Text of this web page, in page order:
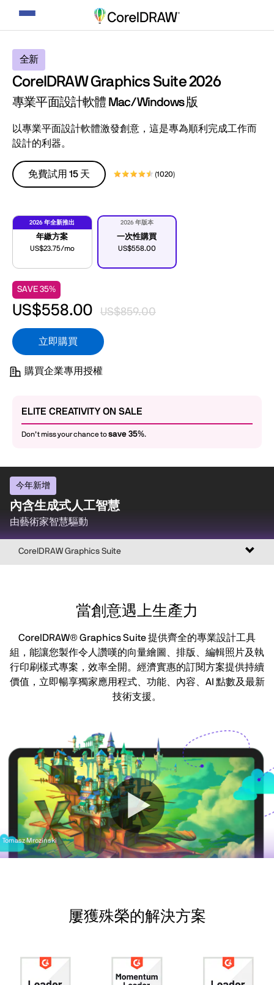
切
換
覽
全新
CorelDRAW Graphics Suite 2026
專業平面設計軟體 Mac/Windows 版
以專業平面設計軟體激發創意，這是專為順利完成工作而
設計的利器。
免費試用 15 天 (1020)
2026 年全新推出
年繳方案
US$23.75/mo
2026 年版本
一次性購買
US$558.00
SAVE 35%
US$558.00 US$859.00
立即購買
購買企業專用授權
ELITE CREATIVITY ON SALE
Don’t miss your chance tosave 35%.
今年新增
內含生成式人工智慧
由藝術家智慧驅動
切
換
CorelDRAW Graphics Suite
當創意遇上生產力
CorelDRAW® Graphics Suite 提供齊全的專業設計工具
組，能讓您製作令人讚嘆的向量繪圖、排版、編輯照片及執
行印刷樣式專案，效率全開。經濟實惠的訂閱方案提供持續
價值，立即暢享獨家應用程式、功能、內容、AI 點數及最新
技術支援。
Tomasz Mroziński
屢獲殊榮的解決方案